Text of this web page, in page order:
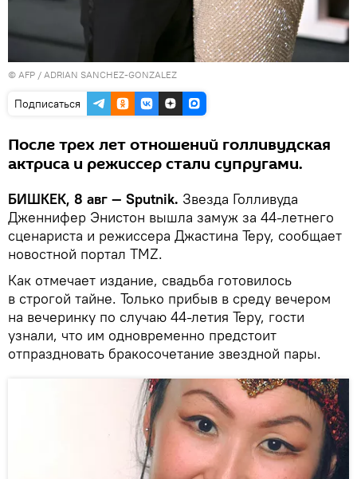
© AFP / ADRIAN SANCHEZ-GONZALEZ
Подписаться
После трех лет отношений голливудская
актриса и режиссер стали супругами.
БИШКЕК, 8 авг — Sputnik. Звезда Голливуда
Дженнифер Энистон вышла замуж за 44-летнего
сценариста и режиссера Джастина Теру, сообщает
новостной портал TMZ.
Как отмечает издание, свадьба готовилось
в строгой тайне. Только прибыв в среду вечером
на вечеринку по случаю 44-летия Теру, гости
узнали, что им одновременно предстоит
отпраздновать бракосочетание звездной пары.